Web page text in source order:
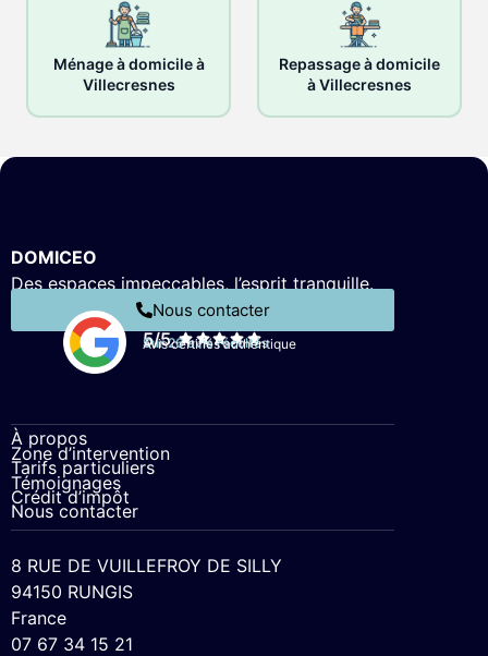
Ménage à domicile à
Villecresnes
Repassage à domicile
à Villecresnes
DOMICEO
Des espaces impeccables, l’esprit tranquille.
Nous contacter
5/5
Sur 26 avis récoltés
Avis certifiés authentique
À propos
Zone d’intervention
Tarifs particuliers
Témoignages
Crédit d’impôt
Nous contacter
8 RUE DE VUILLEFROY DE SILLY
94150 RUNGIS
France
07 67 34 15 21